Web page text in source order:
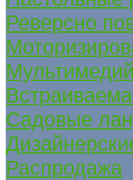
Реверсно
Садовые
Распродажа